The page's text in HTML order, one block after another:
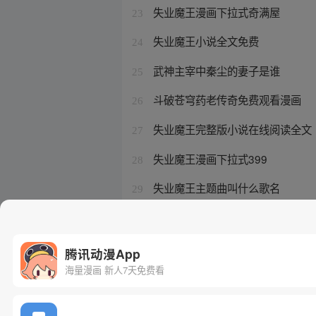
23 失业魔王漫画下拉式奇满屋
24 失业魔王小说全文免费
25 武神主宰中秦尘的妻子是谁
26 斗破苍穹药老传奇免费观看漫画
27 失业魔王完整版小说在线阅读全文
28 失业魔王漫画下拉式399
29 失业魔王主题曲叫什么歌名
腾讯动漫App
海量漫画 新人7天免费看